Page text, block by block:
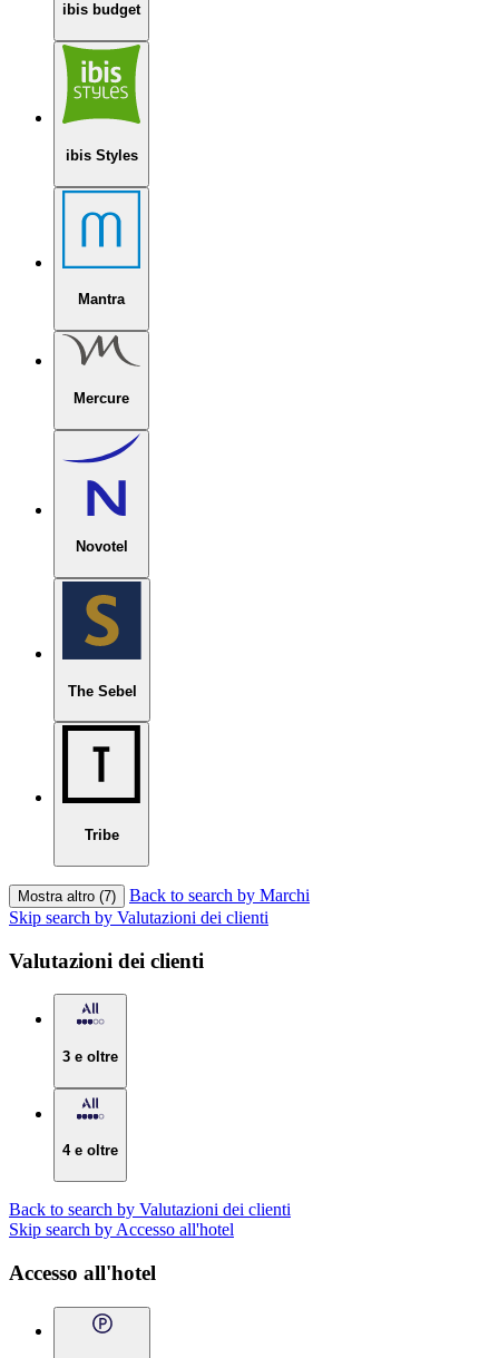
ibis budget
ibis Styles
Mantra
Mercure
Novotel
The Sebel
Tribe
Mostra altro (7)
Back to search by Marchi
Skip search by Valutazioni dei clienti
Valutazioni dei clienti
3 e oltre
4 e oltre
Back to search by Valutazioni dei clienti
Skip search by Accesso all'hotel
Accesso all'hotel